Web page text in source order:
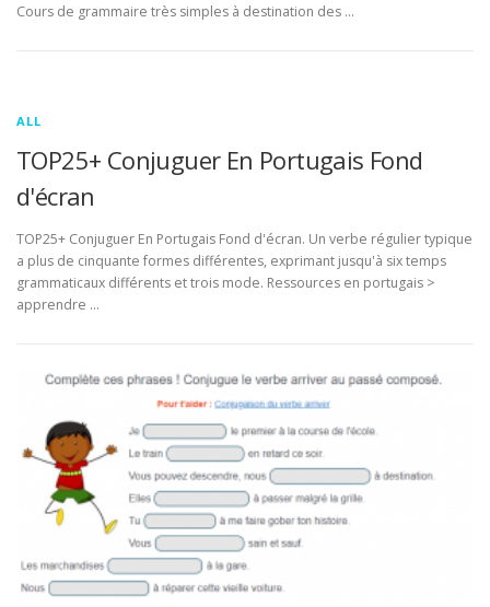
Cours de grammaire très simples à destination des …
ALL
TOP25+ Conjuguer En Portugais Fond
d'écran
TOP25+ Conjuguer En Portugais Fond d'écran. Un verbe régulier typique
a plus de cinquante formes différentes, exprimant jusqu'à six temps
grammaticaux différents et trois mode. Ressources en portugais >
apprendre …